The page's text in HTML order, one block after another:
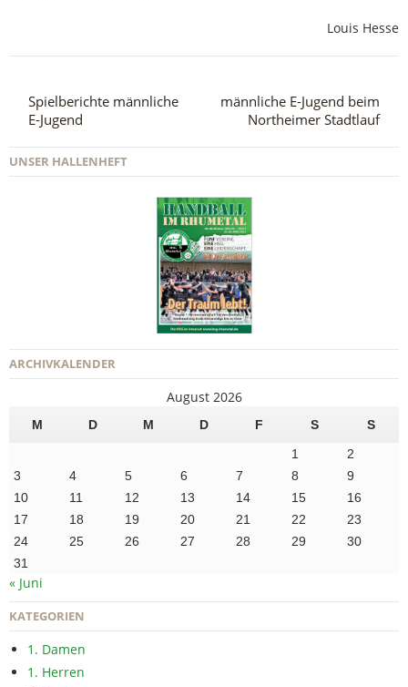
Louis Hesse
Spielberichte männliche
E-Jugend
männliche E-Jugend beim
Northeimer Stadtlauf
UNSER HALLENHEFT
ARCHIVKALENDER
August 2026
M D M D F S
S
1
2
3
4 5 6 7 8
9
10
11 12 13 14 15
16
17
18 19 20 21 22
23
24
25 26 27 28 29
30
31
« Juni
KATEGORIEN
1. Damen
1. Herren